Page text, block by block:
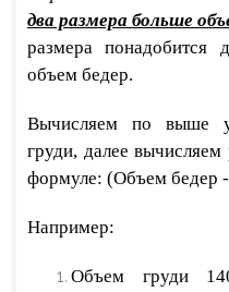
два размера больше
размера
объем бедер.
Вычисляем по выше
груди, далее
формуле: (Объем бедер
Например:
Объем груди